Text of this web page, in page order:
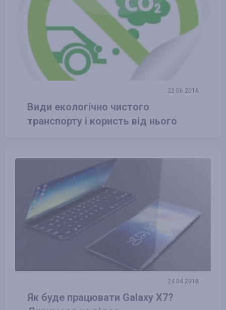
23.06.2016
Види екологічно чистого
транспорту і користь від нього
24.04.2018
Як буде працювати Galaxy X7?